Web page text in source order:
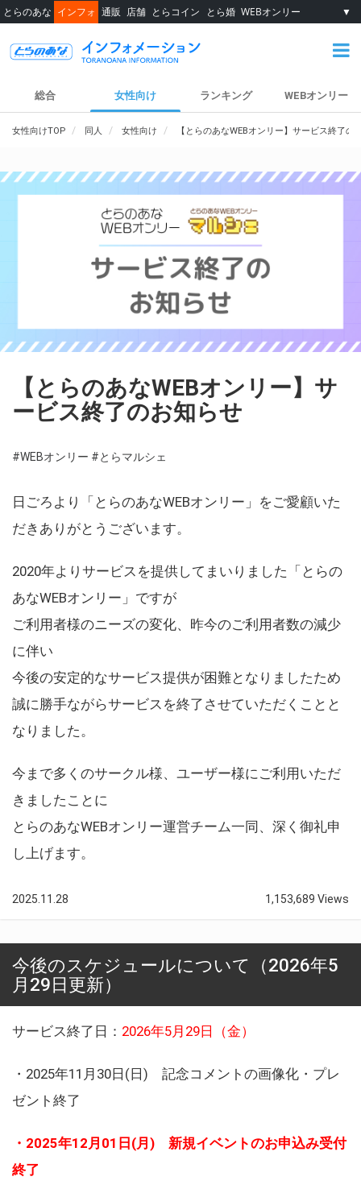
とらのあな インフォ 通販 店舗 とらコイン とら婚 WEBオンリー ▼
総合 女性向け ランキング WEBオンリー
女性向けTOP 同人 女性向け 【とらのあなWEBオンリー】サービス終了の
【とらのあなWEBオンリー】サ
ービス終了のお知らせ
#WEBオンリー #とらマルシェ
日ごろより「とらのあなWEBオンリー」をご愛顧いた
だきありがとうございます。
2020年よりサービスを提供してまいりました「とらの
あなWEBオンリー」ですが
ご利用者様のニーズの変化、昨今のご利用者数の減少
に伴い
今後の安定的なサービス提供が困難となりましたため
誠に勝手ながらサービスを終了させていただくことと
なりました。
今まで多くのサークル様、ユーザー様にご利用いただ
きましたことに
とらのあなWEBオンリー運営チーム一同、深く御礼申
し上げます。
2025.11.28 1,153,689 Views
今後のスケジュールについて（2026年5
月29日更新）
サービス終了日： 2026年5月29日（金）
・2025年11月30日(日) 記念コメントの画像化・プレ
ゼント終了
・2025年12月01日(月) 新規イベントのお申込み受付
終了